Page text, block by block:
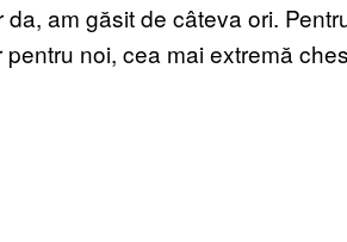
am găsit de câteva ori.
noi, cea mai extremă